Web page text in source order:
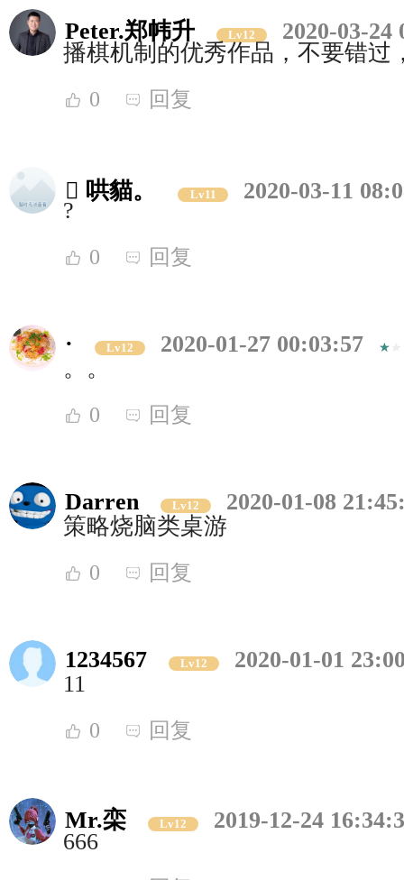
Peter.郑帏升 Lv12
2020-03-24
播棋机制的优秀作品，不要错过
0 回复
 哄貓。 Lv11 2020-03-11
?
0 回复
· Lv12
2020-01-27 00:03:57
。。
0 回复
Darren Lv12
2020-01-08
策略烧脑类桌游
0 回复
1234567 Lv12
2020-01-01
11
0 回复
Mr.栾 Lv12
2019-12-24
666